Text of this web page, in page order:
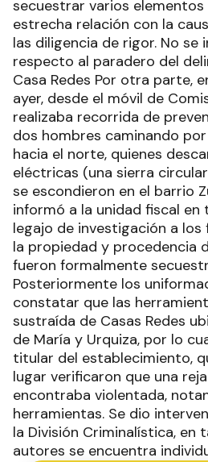
secuestrar varios elementos
estrecha relación con la
las diligencia de rigor. No se
respecto al paradero del
Casa Redes Por otra parte,
ayer, desde el móvil de
realizaba recorrida de
dos hombres caminando
hacia el norte, quienes
eléctricas (una sierra
se escondieron en el barrio
informó a la unidad fiscal en
legajo de investigación a
la propiedad y procedencia
fueron formalmente
Posteriormente los
constatar que las
sustraída de Casas Redes
de María y Urquiza, por lo
titular del establecimiento,
lugar verificaron que una
encontraba violentada,
herramientas. Se dio
la División Criminalística, en
autores se encuentra